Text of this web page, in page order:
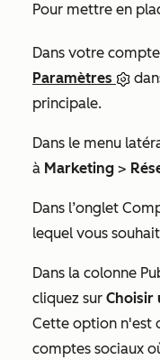
Pour mettre en
Dans votre
Paramètres
principale.
Dans le menu
à Marketing >
Dans l’onglet
lequel vous
Dans la colonne
cliquez sur Choisir
Cette option n'est
comptes sociaux